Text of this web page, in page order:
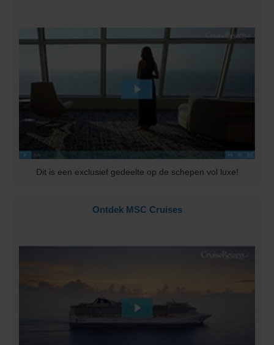
Dit is een exclusief gedeelte op de schepen vol luxe!
Ontdek MSC Cruises